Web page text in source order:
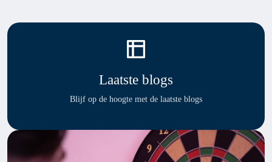
Laatste blogs
Blijf op de hoogte met de laatste blogs